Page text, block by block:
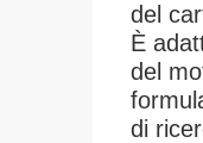
del
È
del
di